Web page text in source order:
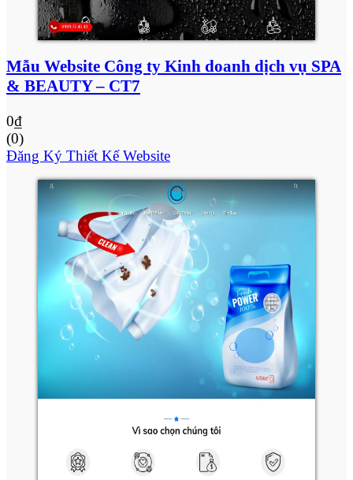
Mẫu Website Công ty Kinh doanh dịch vụ SPA
& BEAUTY – CT7
0₫
(0)
Đăng Ký Thiết Kế Website